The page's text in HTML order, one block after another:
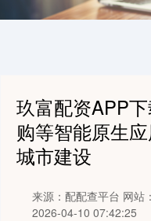
玖富配资APP
购等智能原生
城市建设
来源：配配查平台 网站
2026-04-10 07:42:25